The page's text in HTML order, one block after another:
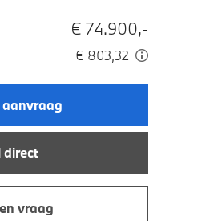
€ 74.900,-
€ 803,32
direct
vraag